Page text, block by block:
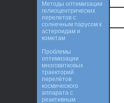
Методы оптимизации
гелиоцентрических
перелетов с
солнечным парусом к
астероидам и
кометам
Проблемы
оптимизации
многовитковых
траекторий
перелётов
космического
аппарата с
реактивным